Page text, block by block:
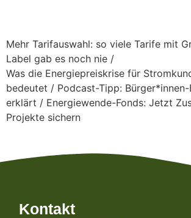
Mehr Tarifauswahl: so viele Tarife mit
Label gab es noch nie /
Was die Energiepreiskrise für
bedeutet / Podcast-Tipp:
erklärt / Energiewende-Fonds: Jetzt
Projekte sichern
Kontakt